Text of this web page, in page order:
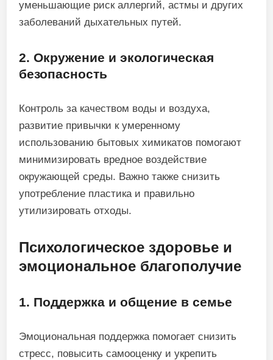
уменьшающие риск аллергий, астмы и других
заболеваний дыхательных путей.
2. Окружение и экологическая
безопасность
Контроль за качеством воды и воздуха,
развитие привычки к умеренному
использованию бытовых химикатов помогают
минимизировать вредное воздействие
окружающей среды. Важно также снизить
употребление пластика и правильно
утилизировать отходы.
Психологическое здоровье и
эмоциональное благополучие
1. Поддержка и общение в семье
Эмоциональная поддержка помогает снизить
стресс, повысить самооценку и укрепить